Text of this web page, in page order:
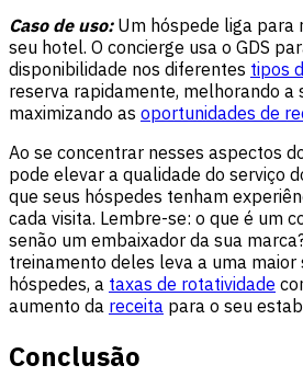
Caso de uso:Um hóspede liga para
seu hotel. O concierge usa o GDS
disponibilidade nos diferentes tipos
reserva rapidamente, melhorando a
maximizando as oportunidades de
Ao se concentrar nesses aspectos
pode elevar a qualidade do serviço
que seus hóspedes tenham
cada visita. Lembre-se: o que é um
senão um embaixador da sua
treinamento deles leva a uma maior
hóspedes, a taxas de rotatividade
aumento da receita para o seu
Conclusão